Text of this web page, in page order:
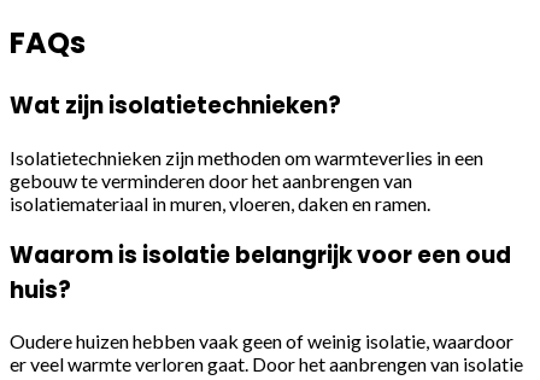
FAQs
Wat zijn isolatietechnieken?
Isolatietechnieken zijn methoden om warmteverlies in een
gebouw te verminderen door het aanbrengen van
isolatiemateriaal in muren, vloeren, daken en ramen.
Waarom is isolatie belangrijk voor een oud
huis?
Oudere huizen hebben vaak geen of weinig isolatie, waardoor
er veel warmte verloren gaat. Door het aanbrengen van isolatie